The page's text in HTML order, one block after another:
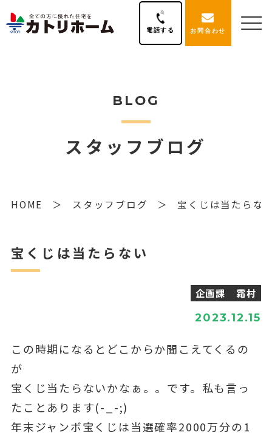
電話する お問合わせ
BLOG
スタッフブログ
HOME スタッフブログ 宝くじは当たらな
宝くじは当たらない
企画課 霜村
2023.12.15
この時期になるとどこからか聞こえてくるの
が
宝くじ当たらないかなぁ。。です。私も言っ
たことあります(-_-;)
年末ジャンボ宝くじは当選確率2000万分の1